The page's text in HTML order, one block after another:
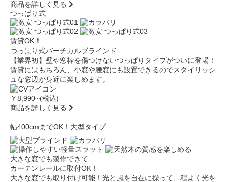
商品を詳しく見る
つっぱり式
賃貸OK！
つっぱり式バーチカルブラインド
【業界初】壁や窓枠を傷つけないつっぱりタイプがついに登場！
賃貸にはもちろん、小窓や腰窓にも設置できるのでスタイリッシ
ュな窓辺が身近に楽しめます。
￥8,990~(税込)
商品を詳しく見る
幅400cmまでOK！大型タイプ
大きな窓でも製作できて
カーテンレールに取付OK！
大きな窓でも取り付け可能！光と風を自在に操って、程よく光を